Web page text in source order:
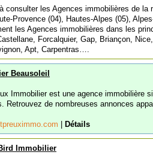
consulter les Agences immobilières de
Provence (04), Hautes-Alpes (05),
les Agences immobilières dans les
Forcalquier, Gap, Briançon,
Apt, Carpentras….
Beausoleil
Immobilier est une agence immobilière
Retrouvez de nombreuses annonces
Détails
Immobilier